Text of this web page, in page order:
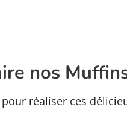
nos
réaliser ces